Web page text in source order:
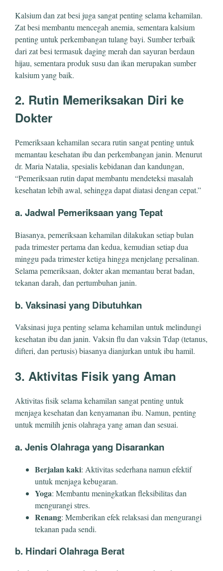
Kalsium dan zat besi juga sangat penting selama kehamilan.
Zat besi membantu mencegah anemia, sementara kalsium
penting untuk perkembangan tulang bayi. Sumber terbaik
dari zat besi termasuk daging merah dan sayuran berdaun
hijau, sementara produk susu dan ikan merupakan sumber
kalsium yang baik.
2. Rutin Memeriksakan Diri ke
Dokter
Pemeriksaan kehamilan secara rutin sangat penting untuk
memantau kesehatan ibu dan perkembangan janin. Menurut
dr. Maria Natalia, spesialis kebidanan dan kandungan,
“Pemeriksaan rutin dapat membantu mendeteksi masalah
kesehatan lebih awal, sehingga dapat diatasi dengan cepat.”
a. Jadwal Pemeriksaan yang Tepat
Biasanya, pemeriksaan kehamilan dilakukan setiap bulan
pada trimester pertama dan kedua, kemudian setiap dua
minggu pada trimester ketiga hingga menjelang persalinan.
Selama pemeriksaan, dokter akan memantau berat badan,
tekanan darah, dan pertumbuhan janin.
b. Vaksinasi yang Dibutuhkan
Vaksinasi juga penting selama kehamilan untuk melindungi
kesehatan ibu dan janin. Vaksin flu dan vaksin Tdap (tetanus,
difteri, dan pertusis) biasanya dianjurkan untuk ibu hamil.
3. Aktivitas Fisik yang Aman
Aktivitas fisik selama kehamilan sangat penting untuk
menjaga kesehatan dan kenyamanan ibu. Namun, penting
untuk memilih jenis olahraga yang aman dan sesuai.
a. Jenis Olahraga yang Disarankan
Berjalan kaki: Aktivitas sederhana namun efektif
untuk menjaga kebugaran.
Yoga: Membantu meningkatkan fleksibilitas dan
mengurangi stres.
Renang: Memberikan efek relaksasi dan mengurangi
tekanan pada sendi.
b. Hindari Olahraga Berat